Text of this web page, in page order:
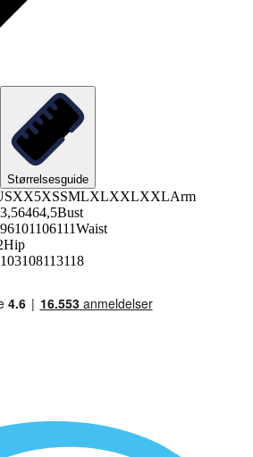
Størrelsesguide